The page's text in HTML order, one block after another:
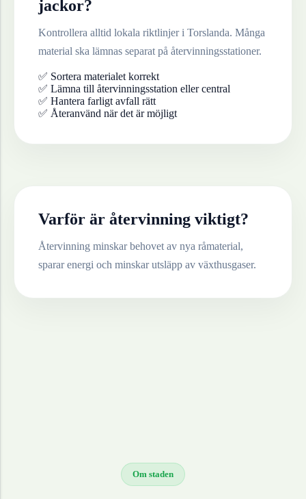
jackor?
Kontrollera alltid lokala riktlinjer i Torslanda. Många
material ska lämnas separat på återvinningsstationer.
✅ Sortera materialet korrekt
✅ Lämna till återvinningsstation eller central
✅ Hantera farligt avfall rätt
✅ Återanvänd när det är möjligt
Varför är återvinning viktigt?
Återvinning minskar behovet av nya råmaterial,
sparar energi och minskar utsläpp av växthusgaser.
Om staden